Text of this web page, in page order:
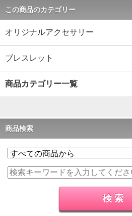
この商品のカテゴリー
オリジナルアクセサリー
ブレスレット
商品カテゴリー一覧
商品検索